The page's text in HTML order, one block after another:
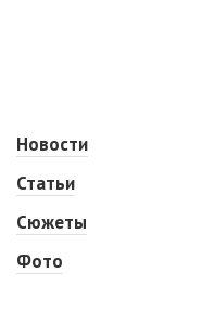
Новости
Статьи
Сюжеты
Фото